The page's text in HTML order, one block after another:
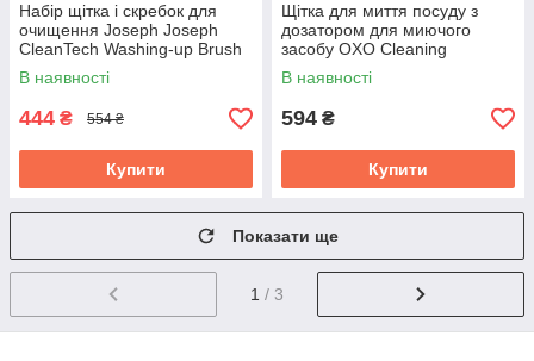
Набір щітка і скребок для
очищення Joseph Joseph
CleanTech Washing-up Brush
& Scrubber Set 2 предмета
85160
В наявності
444 ₴ 554 ₴
Купити
Щітка для миття посуду з
дозатором для миючого
засобу OXO Cleaning
Products Good Grips 1067529
В наявності
594 ₴
Купити
Показати ще
1 / 3